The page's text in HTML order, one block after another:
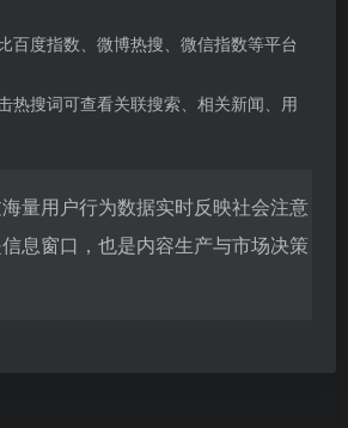
百度指数、微博热搜、微信指数等平台
热搜词可查看关联搜索、相关新闻、用
量用户行为数据实时反映社会注意
息窗口，也是内容生产与市场决策